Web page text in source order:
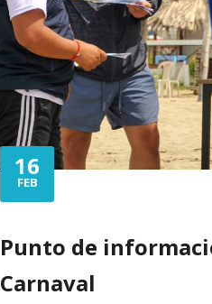
16
FEB
Punto de
Carnaval